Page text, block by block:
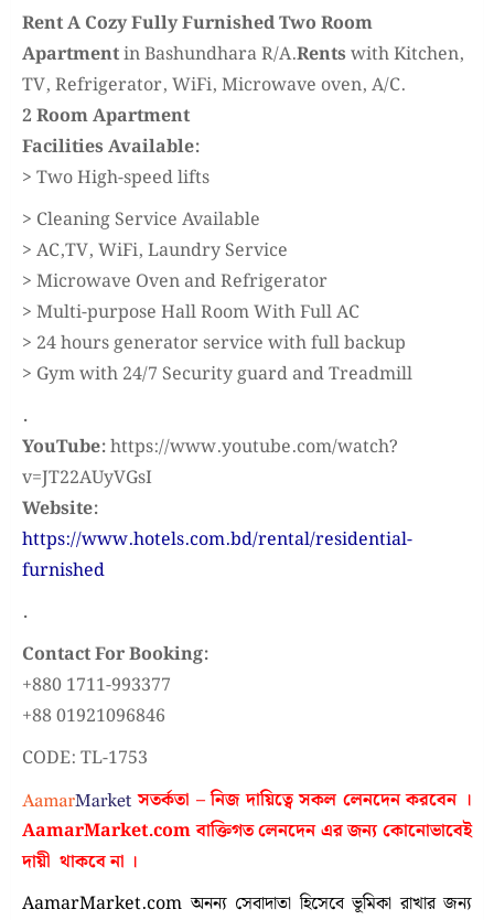
RentA Cozy Fully Furnished Two Room
Apartmentin Bashundhara R/A.Rents with Kitchen,
TV, Refrigerator, WiFi, Microwave oven, A/C.
2 Room Apartment
Facilities Available:
> Two High-speed lifts
> Cleaning Service Available
> AC,TV, WiFi, Laundry Service
> Microwave Oven and Refrigerator
> Multi-purpose Hall Room With Full AC
> 24 hours generator service with full backup
> Gym with 24/7 Security guard and Treadmill
.
YouTube:https://www.youtube.com/watch?
v=JT22AUyVGsI
Website:
https://www.hotels.com.bd/rental/residential-
furnished
.
Contact For Booking:
+880 1711-993377
+88 01921096846
CODE: TL-1753
সতর্কতা – নিজ দায়িত্বে সকল লেনদেন করবেন ।
AamarMarket.comবাক্তিগত লেনদেন এর জন্য কোনোভাবেই
দায়ী থাকবে না ।
AamarMarket.com অনন্য সেবাদাতা হিসেবে ভূমিকা রাখার জন্য